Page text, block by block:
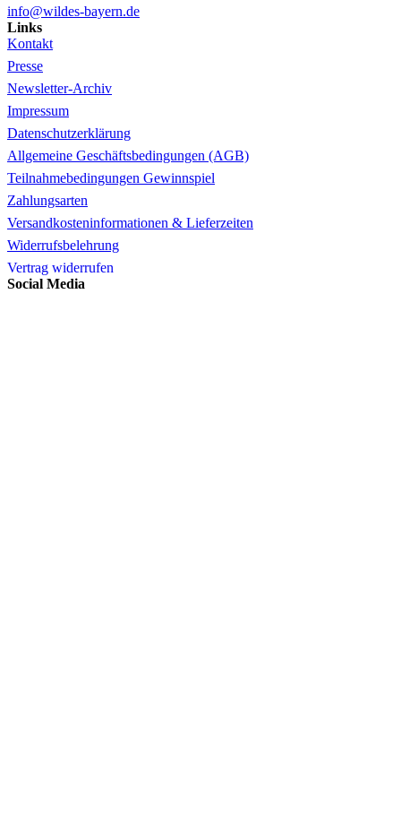
info@wildes-bayern.de
Links
Kontakt
Presse
Newsletter-Archiv
Impressum
Datenschutzerklärung
Allgemeine Geschäftsbedingungen (AGB)
Teilnahmebedingungen Gewinnspiel
Zahlungsarten
Versandkosteninformationen & Lieferzeiten
Widerrufsbelehrung
Vertrag widerrufen
Social Media